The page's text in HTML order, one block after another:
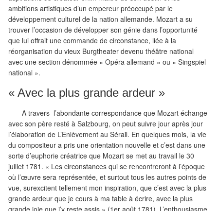
ambitions artistiques d’un empereur préoccupé par le
développement culturel de la nation allemande. Mozart a su
trouver l’occasion de développer son génie dans l’opportunité
que lui offrait une commande de circonstance, liée à la
réorganisation du vieux Burgtheater devenu théâtre national
avec une section dénommée « Opéra allemand » ou « Singspiel
national ».
« Avec la plus grande ardeur »
A travers l’abondante correspondance que Mozart échange
avec son père resté à Salzbourg, on peut suivre jour après jour
l’élaboration de L’Enlèvement au Sérail. En quelques mois, la vie
du compositeur a pris une orientation nouvelle et c’est dans une
sorte d’euphorie créatrice que Mozart se met au travail le 30
juillet 1781. « Les circonstances qui se rencontreront à l’époque
où l’œuvre sera représentée, et surtout tous les autres points de
vue, surexcitent tellement mon inspiration, que c’est avec la plus
grande ardeur que je cours à ma table à écrire, avec la plus